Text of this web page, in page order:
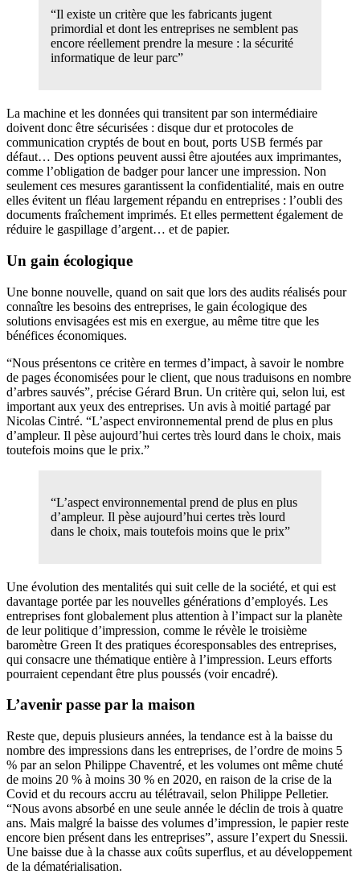
“Il existe un critère que les fabricants jugent
primordial et dont les entreprises ne semblent pas
encore réellement prendre la mesure : la sécurité
informatique de leur parc”
La machine et les données qui transitent par son intermédiaire
doivent donc être sécurisées : disque dur et protocoles de
communication cryptés de bout en bout, ports USB fermés par
défaut… Des options peuvent aussi être ajoutées aux imprimantes,
comme l’obligation de badger pour lancer une impression. Non
seulement ces mesures garantissent la confidentialité, mais en outre
elles évitent un fléau largement répandu en entreprises : l’oubli des
documents fraîchement imprimés. Et elles permettent également de
réduire le gaspillage d’argent… et de papier.
Un gain écologique
Une bonne nouvelle, quand on sait que lors des audits réalisés pour
connaître les besoins des entreprises, le gain écologique des
solutions envisagées est mis en exergue, au même titre que les
bénéfices économiques.
“Nous présentons ce critère en termes d’impact, à savoir le nombre
de pages économisées pour le client, que nous traduisons en nombre
d’arbres sauvés”, précise Gérard Brun. Un critère qui, selon lui, est
important aux yeux des entreprises. Un avis à moitié partagé par
Nicolas Cintré. “L’aspect environnemental prend de plus en plus
d’ampleur. Il pèse aujourd’hui certes très lourd dans le choix, mais
toutefois moins que le prix.”
“L’aspect environnemental prend de plus en plus
d’ampleur. Il pèse aujourd’hui certes très lourd
dans le choix, mais toutefois moins que le prix”
Une évolution des mentalités qui suit celle de la société, et qui est
davantage portée par les nouvelles générations d’employés. Les
entreprises font globalement plus attention à l’impact sur la planète
de leur politique d’impression, comme le révèle le troisième
baromètre Green It des pratiques écoresponsables des entreprises,
qui consacre une thématique entière à l’impression. Leurs efforts
pourraient cependant être plus poussés (voir encadré).
L’avenir passe par la maison
Reste que, depuis plusieurs années, la tendance est à la baisse du
nombre des impressions dans les entreprises, de l’ordre de moins 5
% par an selon Philippe Chaventré, et les volumes ont même chuté
de moins 20 % à moins 30 % en 2020, en raison de la crise de la
Covid et du recours accru au télétravail, selon Philippe Pelletier.
“Nous avons absorbé en une seule année le déclin de trois à quatre
ans. Mais malgré la baisse des volumes d’impression, le papier reste
encore bien présent dans les entreprises”, assure l’expert du Snessii.
Une baisse due à la chasse aux coûts superflus, et au développement
de la dématérialisation.